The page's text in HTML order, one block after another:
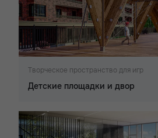
Творческое пространство для игр
Детские площадки и двор